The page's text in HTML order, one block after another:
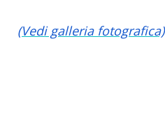
(Vedi galleria fotografica)